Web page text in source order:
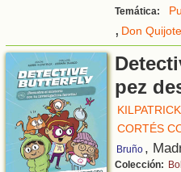
Temática:
, Don Quijote
pez
CORTÉS
Bruño ,
Colección: